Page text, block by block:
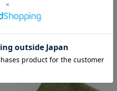
今治タオル／スリムバスタオル